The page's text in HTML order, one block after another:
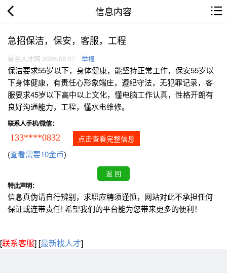
信息内容
急招保洁，保安，客服，工程
景谷人才网 2026.08.07 举报
保洁要求55岁以下，身体健康，能坚持正常工作，保安55岁以
下身体健康，有责任心形象端庄，遵纪守法，无犯罪记录，客
服要求45岁以下高中以上文化，懂电脑工作认真，性格开朗有
良好沟通能力，工程，懂水电维修。
联系人手机/微信：
133****0832 点击查看完整信息
(查看需要10金币)
特此声明：
信息真伪请自行辨别，求职应聘须谨慎，网站对此不承担任何
保证或连带责任! 希望我们的平台能为您带来更多的便利！
[联系客服] [最新找人才]